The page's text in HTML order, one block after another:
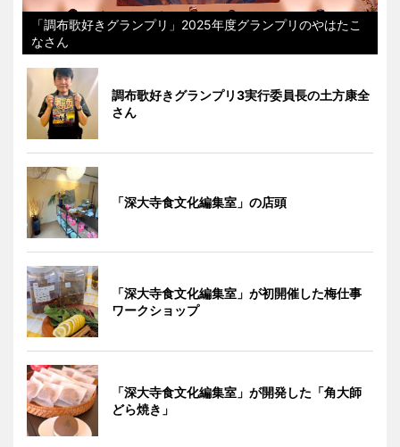
「調布歌好きグランプリ」2025年度グランプリのやはたこ
なさん
調布歌好きグランプリ3実行委員長の土方康全
さん
「深大寺食文化編集室」の店頭
「深大寺食文化編集室」が初開催した梅仕事
ワークショップ
「深大寺食文化編集室」が開発した「角大師
どら焼き」